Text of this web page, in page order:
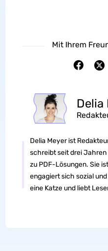
Mit Ihrem
Delia
Delia Meyer ist
schreibt seit drei Jahren
zu PDF-Lösungen. Sie
engagiert sich sozial
eine Katze und liebt